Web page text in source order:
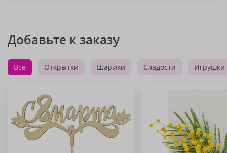
Добавьте к заказу
Все Открытки Шарики Сладости Игрушки